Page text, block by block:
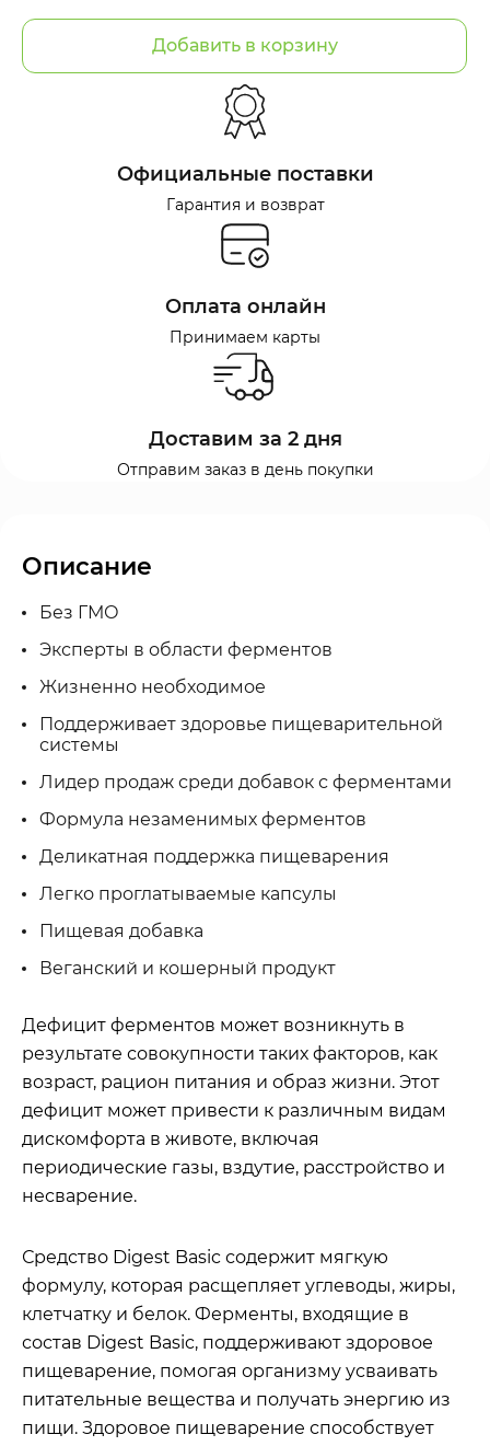
Добавить в корзину
Официальные поставки
Гарантия и возврат
Оплата онлайн
Принимаем карты
Доставим за 2 дня
Отправим заказ в день покупки
Описание
Без ГМО
Эксперты в области ферментов
Жизненно необходимое
Поддерживает здоровье пищеварительной
системы
Лидер продаж среди добавок с ферментами
Формула незаменимых ферментов
Деликатная поддержка пищеварения
Легко проглатываемые капсулы
Пищевая добавка
Веганский и кошерный продукт
Дефицит ферментов может возникнуть в
результате совокупности таких факторов, как
возраст, рацион питания и образ жизни. Этот
дефицит может привести к различным видам
дискомфорта в животе, включая
периодические газы, вздутие, расстройство и
несварение.
Средство Digest Basic содержит мягкую
формулу, которая расщепляет углеводы, жиры,
клетчатку и белок. Ферменты, входящие в
состав Digest Basic, поддерживают здоровое
пищеварение, помогая организму усваивать
питательные вещества и получать энергию из
пищи. Здоровое пищеварение способствует